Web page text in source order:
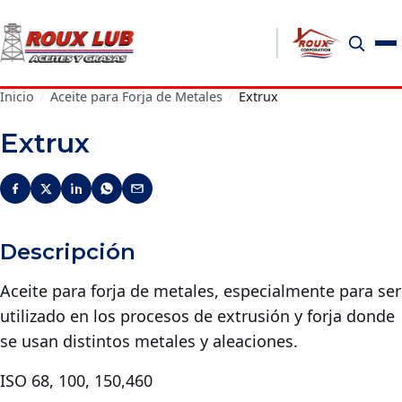
Inicio Aceite para Forja de Metales Extrux
Extrux
Descripción
Aceite para forja de metales, especialmente para ser
utilizado en los procesos de extrusión y forja donde
se usan distintos metales y aleaciones.
ISO 68, 100, 150,460